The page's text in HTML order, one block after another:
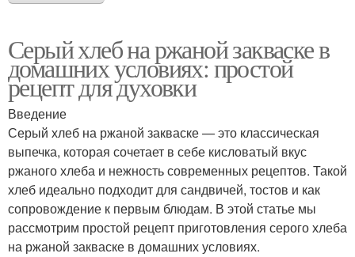
Серый хлеб на ржаной закваске в
домашних условиях: простой
рецепт для духовки
Введение
Серый хлеб на ржаной закваске — это классическая
выпечка, которая сочетает в себе кисловатый вкус
ржаного хлеба и нежность современных рецептов. Такой
хлеб идеально подходит для сандвичей, тостов и как
сопровождение к первым блюдам. В этой статье мы
рассмотрим простой рецепт приготовления серого хлеба
на ржаной закваске в домашних условиях.